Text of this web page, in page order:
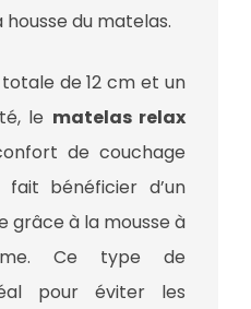
du matelas.
de 12 cm et un
le matelas relax
de couchage
bénéficier d’un
grâce à la mousse à
Ce type de
pour éviter les